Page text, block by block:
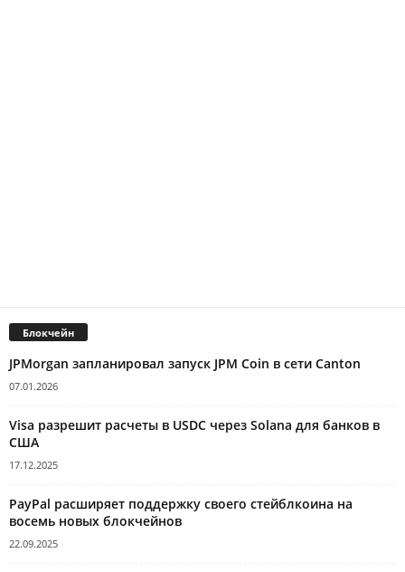
Блокчейн
JPMorgan запланировал запуск JPM Coin в сети Canton
07.01.2026
Visa разрешит расчеты в USDC через Solana для банков в
США
17.12.2025
PayPal расширяет поддержку своего стейблкоина на
восемь новых блокчейнов
22.09.2025